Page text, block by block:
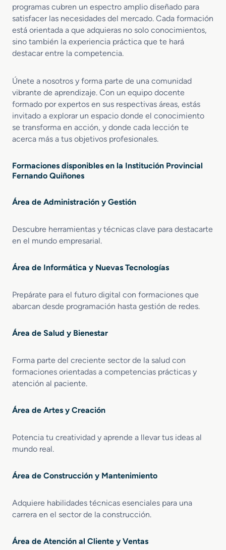
programas cubren un espectro amplio diseñado para
satisfacer las necesidades del mercado. Cada formación
está orientada a que adquieras no solo conocimientos,
sino también la experiencia práctica que te hará
destacar entre la competencia.
Únete a nosotros y forma parte de una comunidad
vibrante de aprendizaje. Con un equipo docente
formado por expertos en sus respectivas áreas, estás
invitado a explorar un espacio donde el conocimiento
se transforma en acción, y donde cada lección te
acerca más a tus objetivos profesionales.
Formaciones disponibles en la Institución Provincial
Fernando Quiñones
Área de Administración y Gestión
Descubre herramientas y técnicas clave para destacarte
en el mundo empresarial.
Área de Informática y Nuevas Tecnologías
Prepárate para el futuro digital con formaciones que
abarcan desde programación hasta gestión de redes.
Área de Salud y Bienestar
Forma parte del creciente sector de la salud con
formaciones orientadas a competencias prácticas y
atención al paciente.
Área de Artes y Creación
Potencia tu creatividad y aprende a llevar tus ideas al
mundo real.
Área de Construcción y Mantenimiento
Adquiere habilidades técnicas esenciales para una
carrera en el sector de la construcción.
Área de Atención al Cliente y Ventas